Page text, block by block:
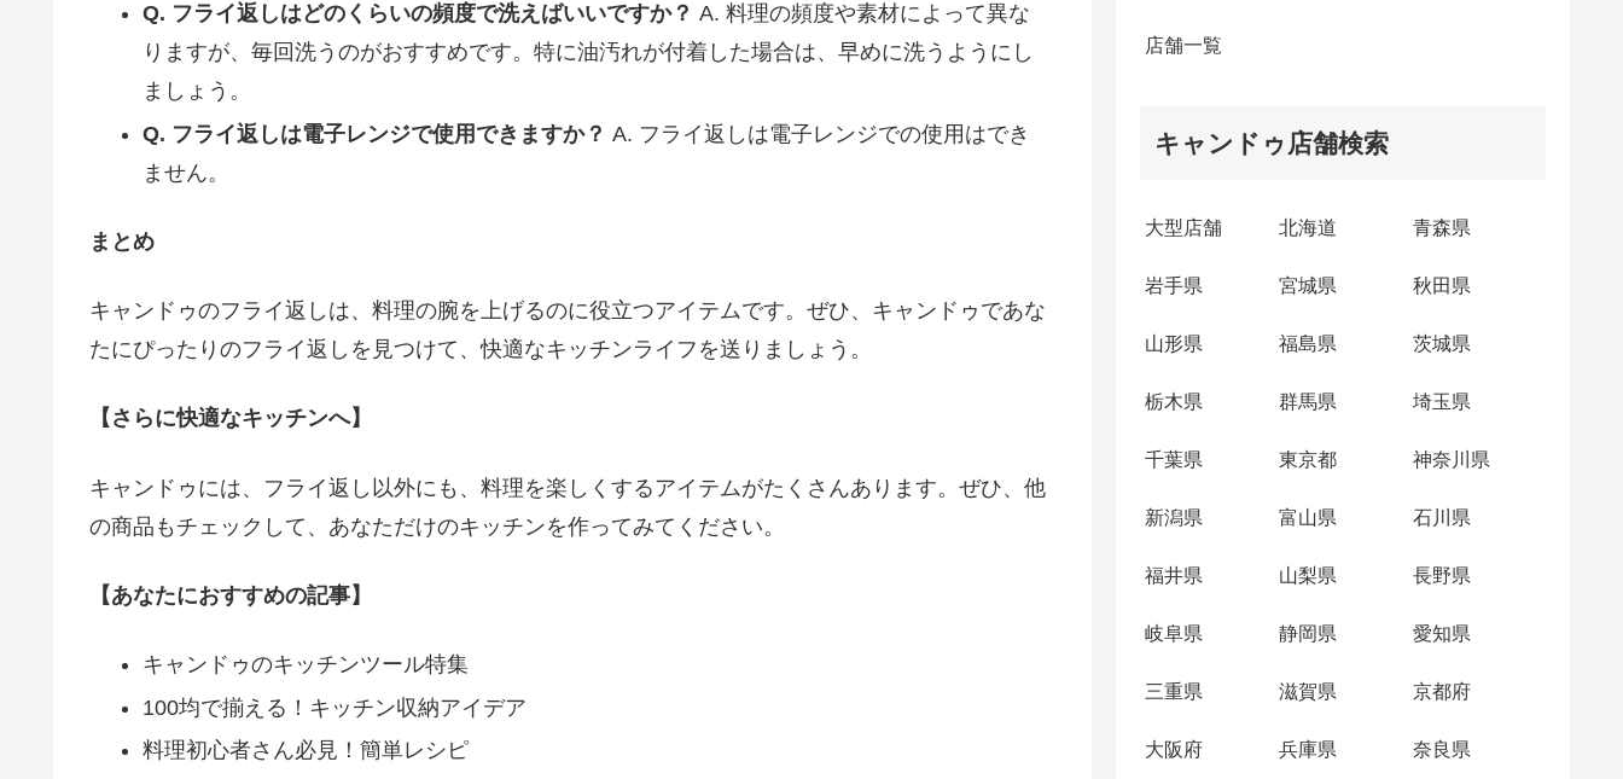
Q. フライ返しはどのくらいの頻度で洗えばいいですか？ A. 料理の頻度や素材によって異な
りますが、毎回洗うのがおすすめです。特に油汚れが付着した場合は、早めに洗うようにし
ましょう。
Q. フライ返しは電子レンジで使用できますか？ A. フライ返しは電子レンジでの使用はでき
ません。
まとめ
キャンドゥのフライ返しは、料理の腕を上げるのに役立つアイテムです。ぜひ、キャンドゥであな
たにぴったりのフライ返しを見つけて、快適なキッチンライフを送りましょう。
【さらに快適なキッチンへ】
キャンドゥには、フライ返し以外にも、料理を楽しくするアイテムがたくさんあります。ぜひ、他
の商品もチェックして、あなただけのキッチンを作ってみてください。
【あなたにおすすめの記事】
キャンドゥのキッチンツール特集
100均で揃える！キッチン収納アイデア
料理初心者さん必見！簡単レシピ
店舗一覧
キャンドゥ店舗検索
大型店舗 北海道 青森県
岩手県 宮城県 秋田県
山形県 福島県 茨城県
栃木県 群馬県 埼玉県
千葉県 東京都 神奈川県
新潟県 富山県 石川県
福井県 山梨県 長野県
岐阜県 静岡県 愛知県
三重県 滋賀県 京都府
大阪府 兵庫県 奈良県